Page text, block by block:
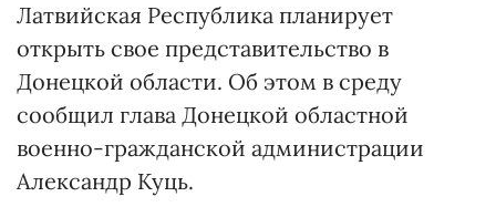
Латвийская Республика планирует
открыть свое представительство в
Донецкой области. Об этом в среду
сообщил глава Донецкой областной
военно-гражданской администрации
Александр Куць.